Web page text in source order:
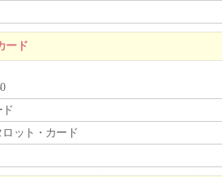
ード
ット・カード